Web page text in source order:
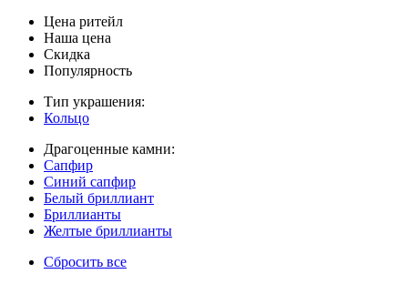
Цена ритейл
Наша цена
Скидка
Популярность
Тип украшения:
Кольцо
Драгоценные камни:
Cапфир
Cиний сапфир
Белый бриллиант
Бриллианты
Желтые бриллианты
Сбросить все